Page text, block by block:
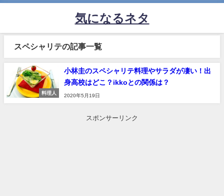
気になるネタ
スペシャリテの記事一覧
料理人
小林圭のスペシャリテ料理やサラダが凄い！出
身高校はどこ？ikkoとの関係は？
2020年5月19日
スポンサーリンク